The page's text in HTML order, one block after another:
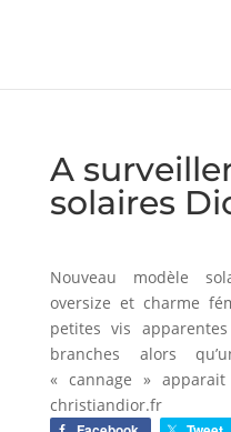
A
solaires
Nouveau modèle
oversize et charme
petites vis
branches alors
« cannage »
christiandior.fr